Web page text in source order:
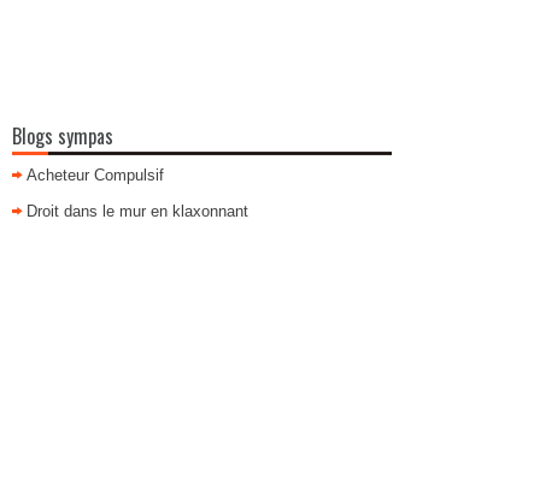
Blogs sympas
Acheteur Compulsif
Droit dans le mur en klaxonnant